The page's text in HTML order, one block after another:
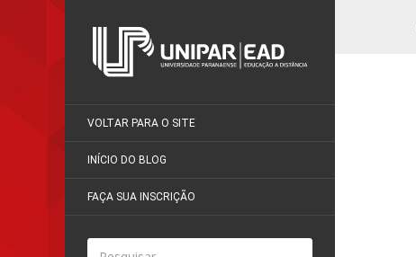
VOLTAR PARA O SITE
INÍCIO DO BLOG
FAÇA SUA INSCRIÇÃO